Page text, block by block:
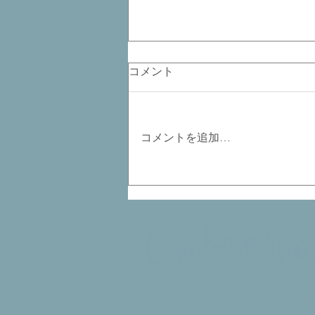
コメント
コメントを追加…